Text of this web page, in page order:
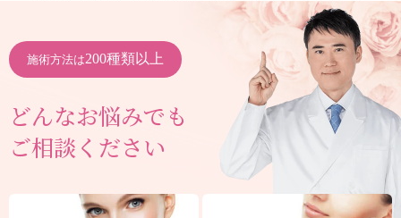
施術方法は200種類以上
どんなお悩みでも
ご相談ください